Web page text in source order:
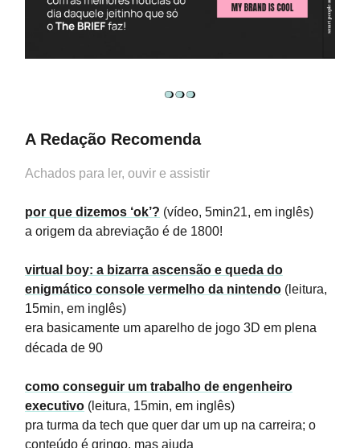
A Redação Recomenda
Achados para ler, ouvir e assistir
por que dizemos ‘ok’? (vídeo, 5min21, em inglês)
a origem da abreviação é de 1800!
virtual boy: a bizarra ascensão e queda do
enigmático console vermelho da nintendo (leitura,
15min, em inglês)
era basicamente um aparelho de jogo 3D em plena
década de 90
como conseguir um trabalho de engenheiro
executivo (leitura, 15min, em inglês)
pra turma da tech que quer dar um up na carreira; o
conteúdo é gringo, mas ajuda